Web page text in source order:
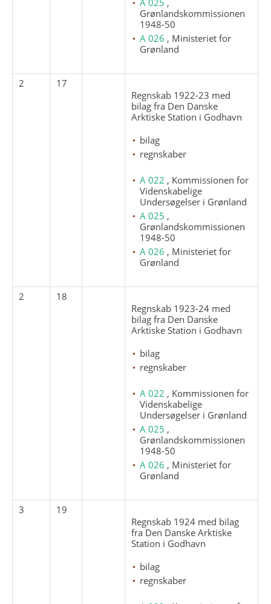
Grønlandskommissionen
1948-50
A 026 , Ministeriet for
Grønland
2
17
Regnskab 1922-23 med
bilag fra Den Danske
Arktiske Station i Godhavn
bilag
regnskaber
A 022 , Kommissionen for
Videnskabelige
Undersøgelser i Grønland
A 025 ,
Grønlandskommissionen
1948-50
A 026 , Ministeriet for
Grønland
2
18
Regnskab 1923-24 med
bilag fra Den Danske
Arktiske Station i Godhavn
bilag
regnskaber
A 022 , Kommissionen for
Videnskabelige
Undersøgelser i Grønland
A 025 ,
Grønlandskommissionen
1948-50
A 026 , Ministeriet for
Grønland
3
19
Regnskab 1924 med bilag
fra Den Danske Arktiske
Station i Godhavn
bilag
regnskaber